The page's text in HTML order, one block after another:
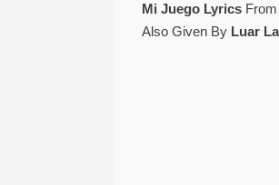
Mi Juego LyricsFrom
Also Given By Luar